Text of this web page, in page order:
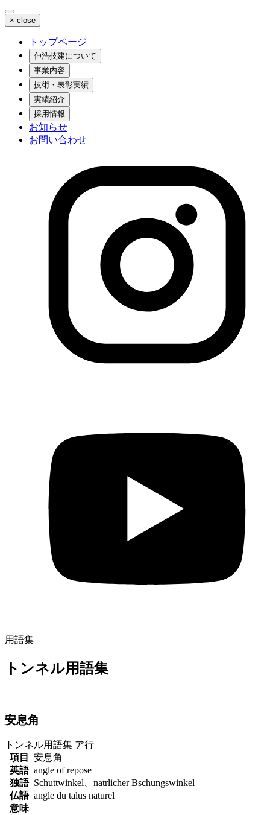
× close
トップページ
伸浩技建について
事業内容
技術・表彰実績
実績紹介
採用情報
お知らせ
お問い合わせ
用語集
トンネル用語集
安息角
トンネル用語集 ア行
項目
安息角
英語 angle of repose
独語 Schuttwinkel、natrlicher Bschungswinkel
仏語 angle du talus naturel
意味